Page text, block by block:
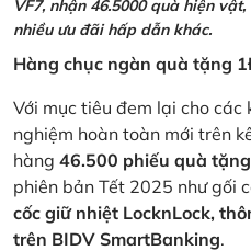
VF7, nhận 46.5000 quà hiện
nhiều ưu đãi hấp dẫn khác.
Hàng chục ngàn quà tặng
Với mục tiêu đem lại cho
nghiệm hoàn toàn mới trên
hàng 46.500 phiếu quà
phiên bản Tết 2025 như gối
cốc giữ nhiệt LocknLock,
trên BIDV SmartBanking.